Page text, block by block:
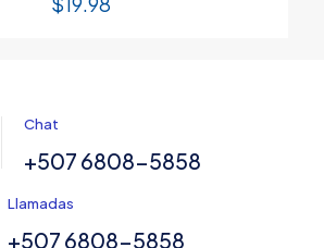
Chat
+507 6808-5858
Llamadas
+507 6808-5858